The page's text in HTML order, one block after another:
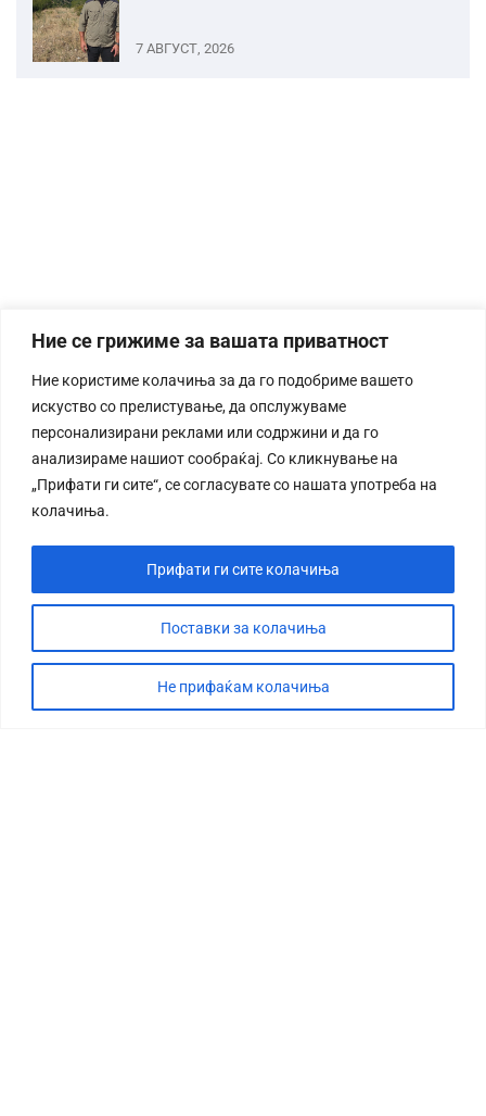
Ние се грижиме за вашата приватност
Ние користиме колачиња за да го подобриме вашето
искуство со прелистување, да опслужуваме
персонализирани реклами или содржини и да го
анализираме нашиот сообраќај. Со кликнување на
„Прифати ги сите“, се согласувате со нашата употреба на
колачиња.
Поставки за колачиња
Не прифаќам колачиња
Прифати ги сите колачиња
7 АВГУСТ, 2026